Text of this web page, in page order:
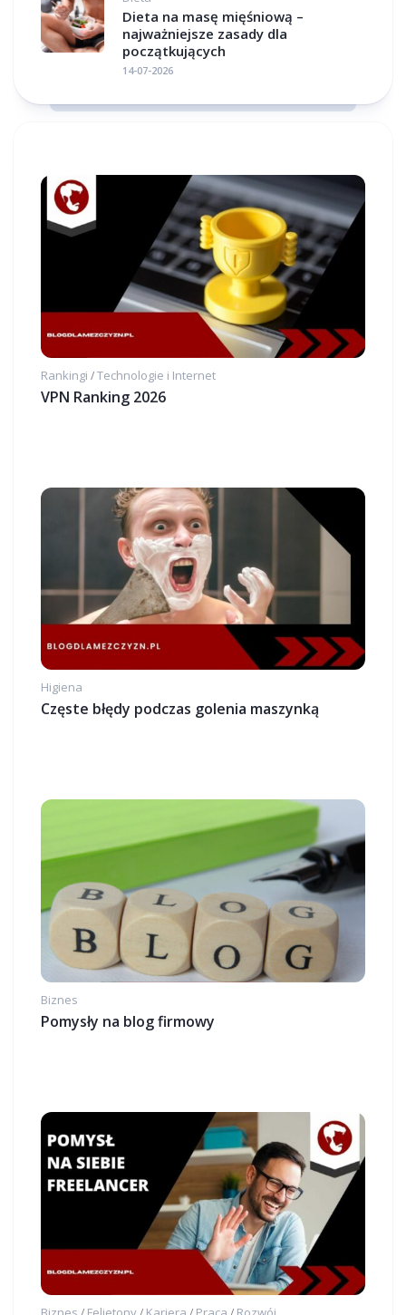
Dieta na masę mięśniową –
najważniejsze zasady dla
początkujących
14-07-2026
Rankingi /Technologie i Internet
VPN Ranking 2026
Higiena
Częste błędy podczas golenia maszynką
Biznes
Pomysły na blog firmowy